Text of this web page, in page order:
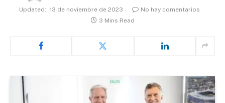
Updated: 13 de noviembre de 2023
No hay comentarios
3 Mins Read